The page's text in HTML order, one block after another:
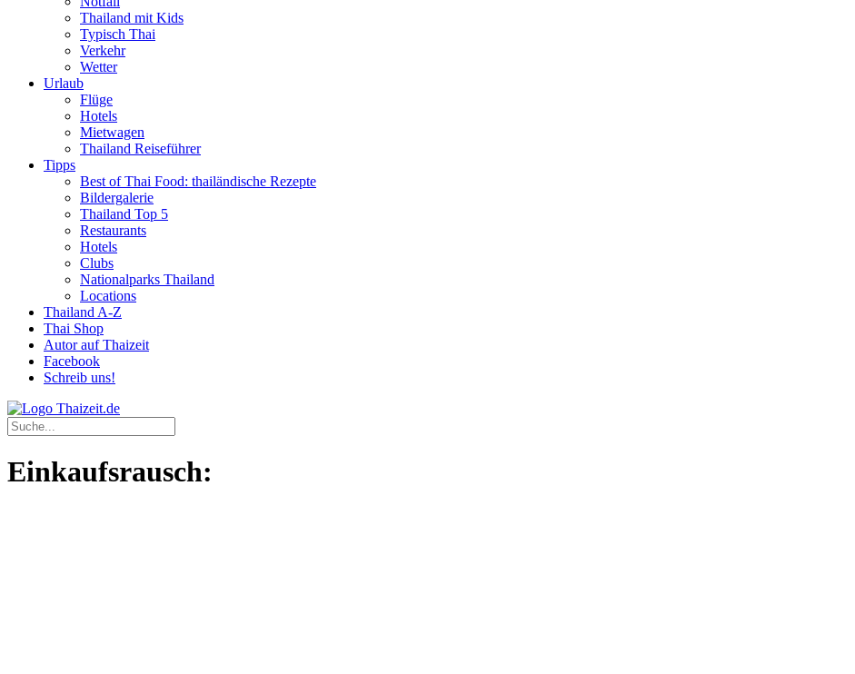
Thailand mit Kids
Typisch Thai
Verkehr
Wetter
Urlaub
Flüge
Hotels
Mietwagen
Thailand Reiseführer
Tipps
Best of Thai Food: thailändische Rezepte
Bildergalerie
Thailand Top 5
Restaurants
Hotels
Clubs
Nationalparks Thailand
Locations
Thailand A-Z
Thai Shop
Autor auf Thaizeit
Facebook
Schreib uns!
Einkaufsrausch: